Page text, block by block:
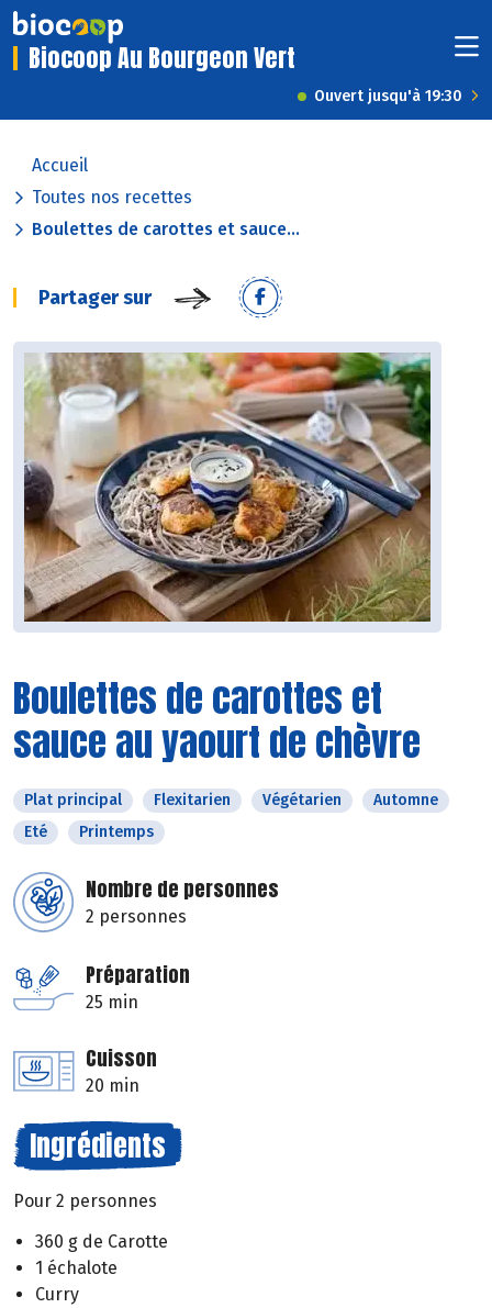
Biocoop Au Bourgeon Vert
Ouvert jusqu'à 19:30
Accueil
Toutes nos recettes
Boulettes de carottes et sauce...
Partager sur
Boulettes de carottes et
sauce au yaourt de chèvre
Plat principal Flexitarien Végétarien
Automne
Eté
Printemps
Nombre de personnes
2 personnes
Préparation
25 min
Cuisson
20 min
Ingrédients
Pour 2 personnes
360 g de Carotte
1 échalote
Curry